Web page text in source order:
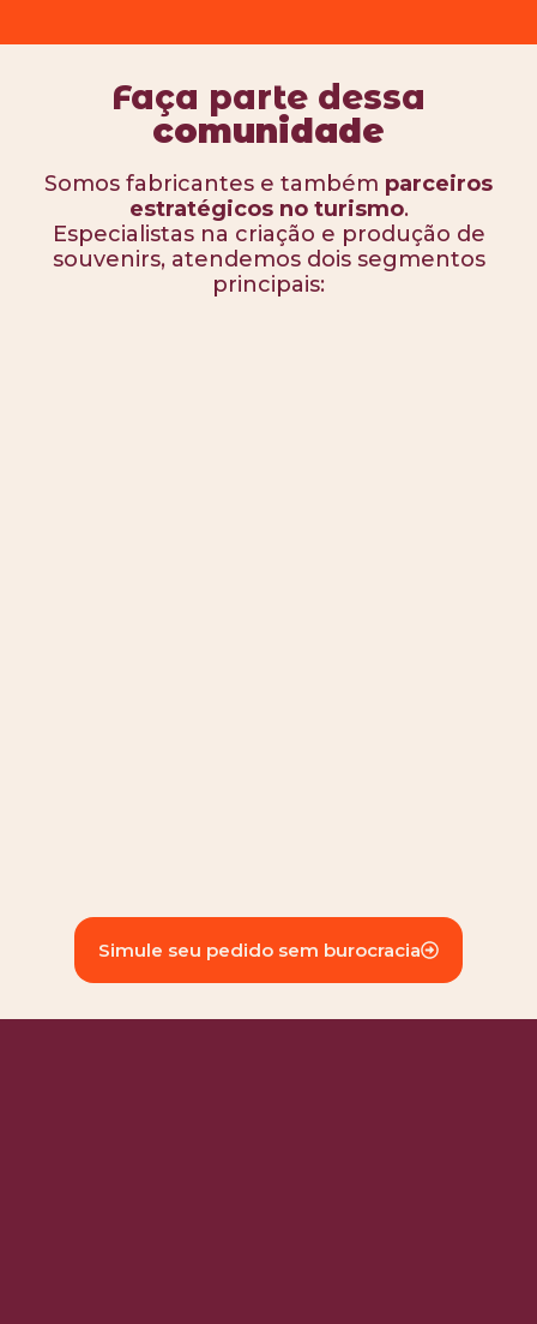
Faça parte dessa
comunidade
Somos fabricantes e também parceiros
estratégicos no turismo.
Especialistas na criação e produção de
souvenirs, atendemos dois segmentos
principais:
Simule seu pedido sem burocracia